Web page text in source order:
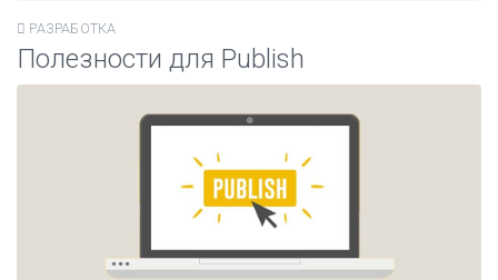
 РАЗРАБОТКА
Полезности для Publish